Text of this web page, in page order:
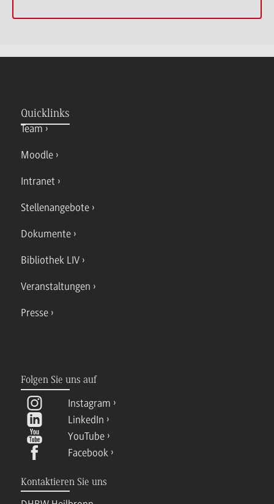
Quicklinks
Team
Moodle
Intranet
Stellenangebote
Dokumente
Bibliothek LIV
Veranstaltungen
Presse
Folgen Sie uns auf
Instagram
LinkedIn
YouTube
Facebook
Kontaktieren Sie uns